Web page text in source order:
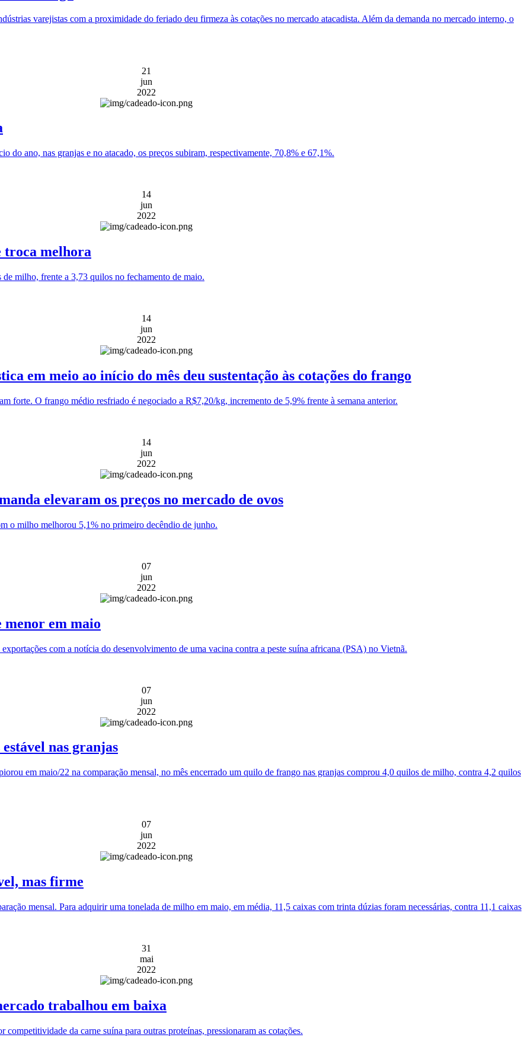
varejistas com a proximidade do feriado deu firmeza às cotações no mercado atacadista. Além da demanda no mercado interno, o
21
jun
2022
do ano, nas granjas e no atacado, os preços subiram, respectivamente, 70,8% e 67,1%.
14
jun
2022
troca melhora
milho, frente a 3,73 quilos no fechamento de maio.
14
jun
2022
em meio ao início do mês deu sustentação às cotações do frango
forte. O frango médio resfriado é negociado a R$7,20/kg, incremento de 5,9% frente à semana anterior.
14
jun
2022
elevaram os preços no mercado de ovos
o milho melhorou 5,1% no primeiro decêndio de junho.
07
jun
2022
menor em maio
com a notícia do desenvolvimento de uma vacina contra a peste suína africana (PSA) no Vietnã.
07
jun
2022
nas granjas
em maio/22 na comparação mensal, no mês encerrado um quilo de frango nas granjas comprou 4,0 quilos de milho, contra 4,2 quilos
07
jun
2022
mas firme
mensal. Para adquirir uma tonelada de milho em maio, em média, 11,5 caixas com trinta dúzias foram necessárias, contra 11,1 caixas
31
mai
2022
trabalhou em baixa
da carne suína para outras proteínas, pressionaram as cotações.